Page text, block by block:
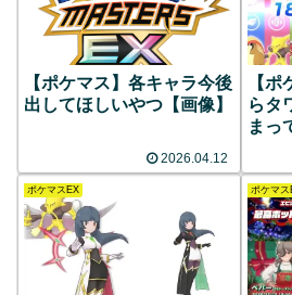
【ポケマス】各キャラ今後
出してほしいやつ【画像】
2026.04.12
【
らタ
まっ
ポケマスEX ポケマス